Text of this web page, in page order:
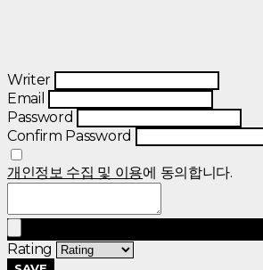
Writer
Email
Password
Confirm Password
개인정보 수집 및 이용에 동의합니다.
Rating